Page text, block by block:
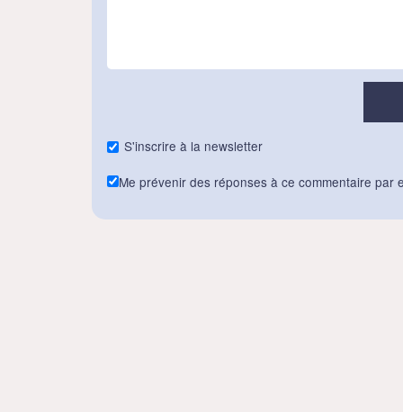
S'inscrire à la newsletter
Me prévenir des réponses à ce commentaire par